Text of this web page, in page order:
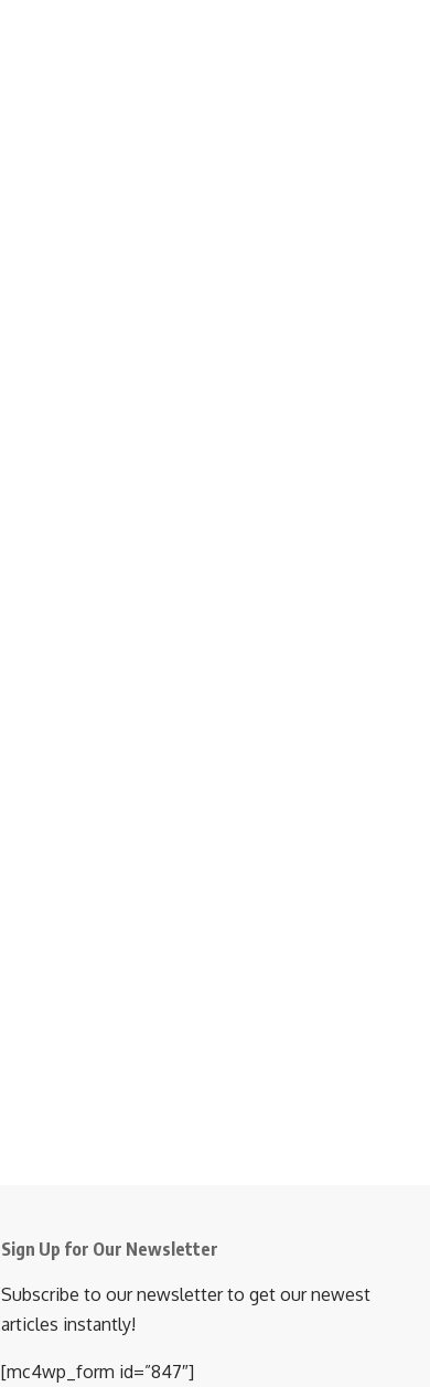
Sign Up for Our Newsletter
Subscribe to our newsletter to get our newest
articles instantly!
[mc4wp_form id=”847″]